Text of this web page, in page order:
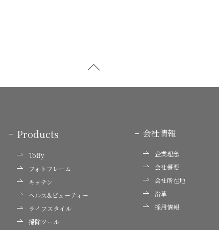
Products
Toffy
フォトフレーム
キッチン
ヘルス&ビューティー
ライフスタイル
掃除ツール
会社情報
企業理念
会社概要
会社所在地
沿革
採用情報